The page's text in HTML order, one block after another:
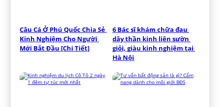
Câu Cá Ở Phú Quốc Chia Sẻ
Kinh Nghiệm Cho Người
Mới Bắt Đầu [Chi Tiết]
6 Bác sĩ khám chữa đau
dây thần kinh liên sườn
giỏi, giàu kinh nghiệm tại
Hà Nội